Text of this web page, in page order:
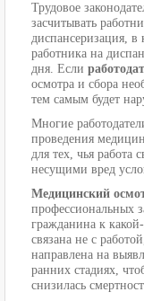
Трудовое
засчитывать
диспансеризация, в
работника на
дня. Если
осмотра и сбора
тем самым будет
Многие
проведения
для тех, чья работа
несущими вред
Медицинский
профессиональных
гражданина к
связана не с
направлена на
ранних стадиях,
снизилась